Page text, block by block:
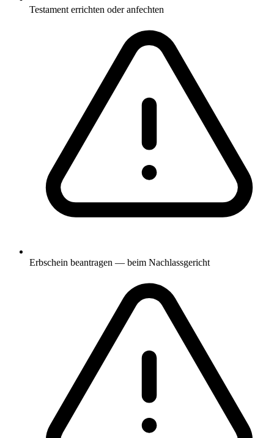
Testament errichten oder anfechten
Erbschein beantragen — beim Nachlassgericht